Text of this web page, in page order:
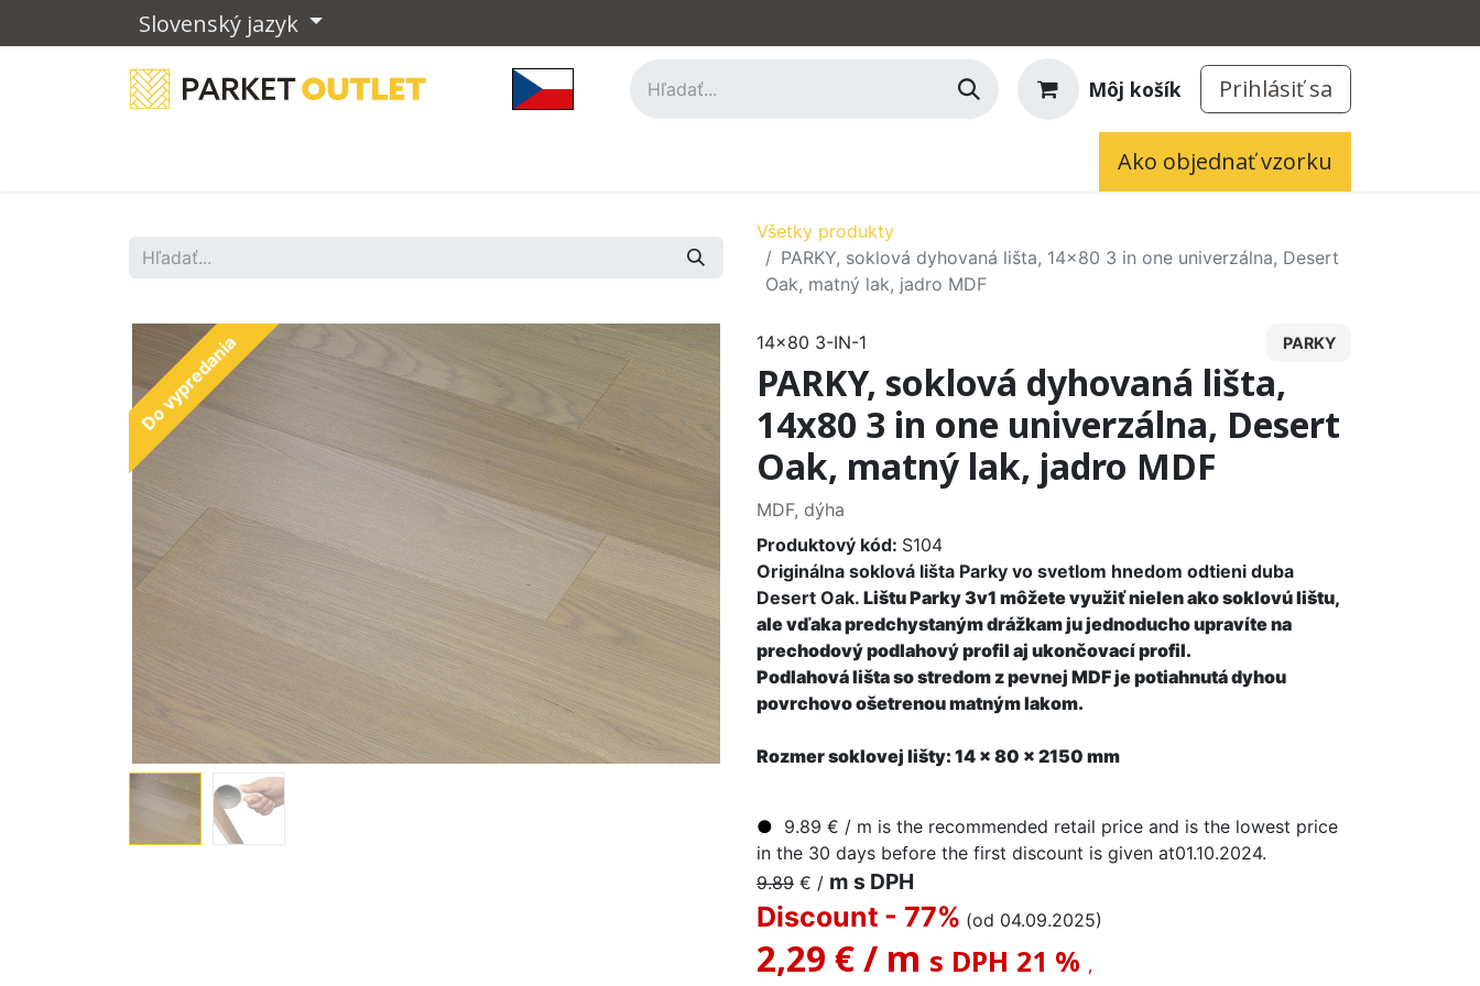
Slovenský jazyk
Môj košík Prihlásiť sa
Ako objednať vzorku
Všetky produkty
PARKY, soklová dyhovaná lišta, 14x80 3 in one univerzálna, Desert
Oak, matný lak, jadro MDF
Do vypredania 14x80 3-IN-1 PARKY
PARKY, soklová dyhovaná lišta,
14x80 3 in one univerzálna, Desert
Oak, matný lak, jadro MDF
MDF, dýha
Produktový kód: S104
Originálna soklová lišta Parky vo svetlom hnedom odtieni duba
Desert Oak. Lištu Parky 3v1 môžete využiť nielen ako soklovú lištu,
ale vďaka predchystaným drážkam ju jednoducho upravíte na
prechodový podlahový profil aj ukončovací profil.
Podlahová lišta so stredom z pevnej MDF je potiahnutá dyhou
povrchovo ošetrenou matným lakom.
Rozmer soklovej lišty: 14 x 80 x 2150 mm
● 9.89 € / m is the recommended retail price and is the lowest price
in the 30 days before the first discount is given at01.10.2024.
9.89 € / m s DPH
Discount - 77% (od 04.09.2025)
2,29 €/ m s DPH 21 % ,